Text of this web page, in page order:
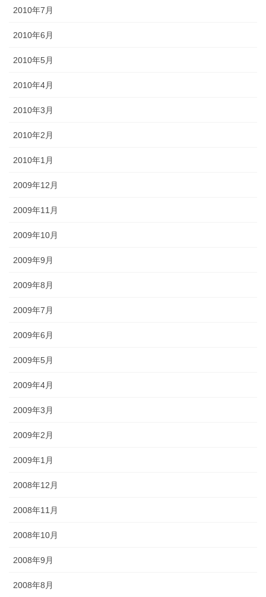
2010年7月
2010年6月
2010年5月
2010年4月
2010年3月
2010年2月
2010年1月
2009年12月
2009年11月
2009年10月
2009年9月
2009年8月
2009年7月
2009年6月
2009年5月
2009年4月
2009年3月
2009年2月
2009年1月
2008年12月
2008年11月
2008年10月
2008年9月
2008年8月